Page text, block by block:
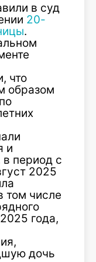
в суд
20-
.
что
образом
и
период с
2025
том числе
года,
дочь